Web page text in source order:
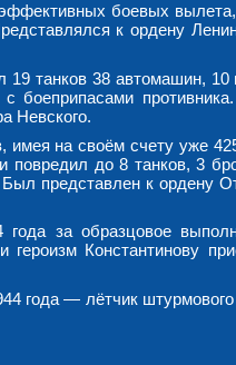
боевых
к ордену
танков 38 автомашин, 10
боеприпасами
Невского.
на своём счету уже
повредил до 8 танков, 3
представлен к ордену
за образцовое
Константинову
года — лётчик